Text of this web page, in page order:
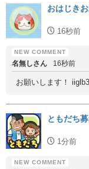
おはじき
16秒前
名無しさん 16秒前
お願いします！
ともだち
1分前